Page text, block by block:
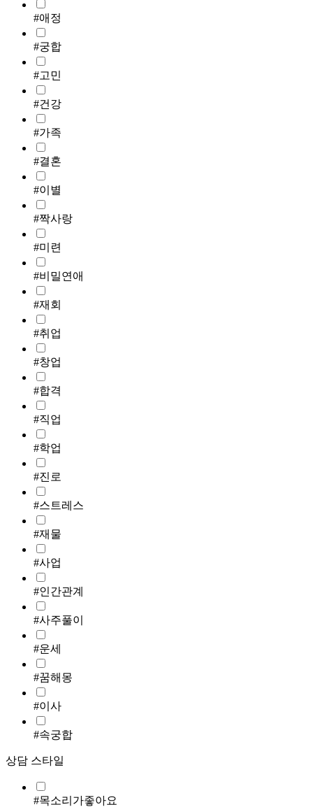
#애정
#궁합
#고민
#건강
#가족
#결혼
#이별
#짝사랑
#미련
#비밀연애
#재회
#취업
#창업
#합격
#직업
#학업
#진로
#스트레스
#재물
#사업
#인간관계
#사주풀이
#운세
#꿈해몽
#이사
#속궁합
상담 스타일
#목소리가좋아요